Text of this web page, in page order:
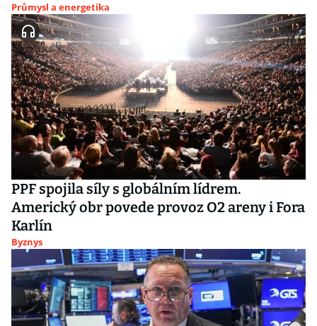
Průmysl a energetika
PPF spojila síly s globálním lídrem.
Americký obr povede provoz O2 areny i Fora
Karlín
Byznys